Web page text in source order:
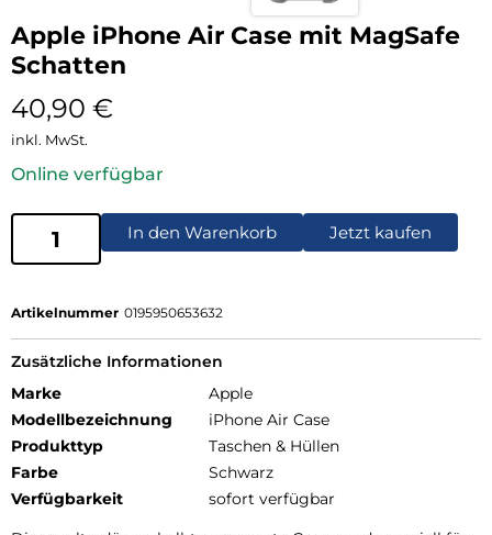
Apple iPhone Air Case mit MagSafe
Schatten
40,90 €
inkl. MwSt.
Online verfügbar
In den Warenkorb Jetzt kaufen
Artikelnummer 0195950653632
Zusätzliche Informationen
Marke
Apple
Modellbezeichnung
iPhone Air Case
Produkttyp
Taschen & Hüllen
Farbe
Schwarz
Verfügbarkeit
sofort verfügbar